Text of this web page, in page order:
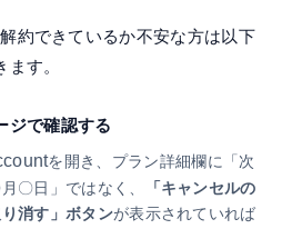
約できているか不安な方は以下
す。
ジで確認する
を開き、プラン詳細欄に「次
〇日」ではなく、
「キャンセルの
消す」ボタンが表示されていれば